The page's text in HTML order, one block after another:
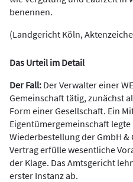
benennen.
(Landgericht Köln,
Das Urteil im Detail
Der Fall: Der Verwalter einer
Gemeinschaft tätig, zunächst
Form einer Gesellschaft. Ein
Eigentümergemeinschaft
Wiederbestellung der GmbH &
Vertrag erfülle wesentliche
der Klage. Das Amtsgericht
erster Instanz ab.